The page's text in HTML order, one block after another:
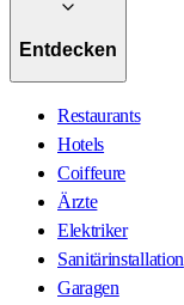
Entdecken
Restaurants
Hotels
Coiffeure
Ärzte
Elektriker
Sanitärinstallation
Garagen